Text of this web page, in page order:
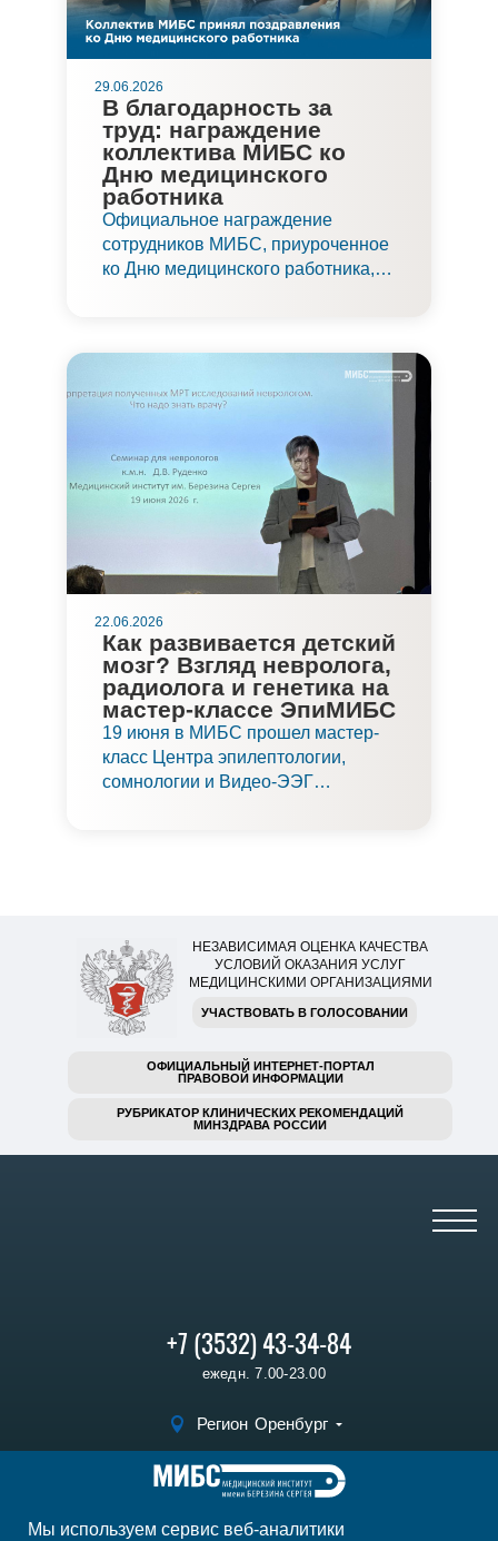
29.06.2026
В благодарность за
труд: награждение
коллектива МИБС ко
Дню медицинского
работника
Официальное награждение
сотрудников МИБС, приуроченное
ко Дню медицинского работника,
коллективу выразило не только
руководство, но и
государственные и
профессиональные организации.
22.06.2026
Как развивается детский
мозг? Взгляд невролога,
радиолога и генетика на
мастер-классе ЭпиМИБС
19 июня в МИБС прошел мастер-
класс Центра эпилептологии,
сомнологии и Видео-ЭЭГ
подход к диагностике и лечению
эпилепсии у детей и взрослых».
НЕЗАВИСИМАЯ ОЦЕНКА КАЧЕСТВА
УСЛОВИЙ ОКАЗАНИЯ УСЛУГ
МЕДИЦИНСКИМИ ОРГАНИЗАЦИЯМИ
УЧАСТВОВАТЬ В ГОЛОСОВАНИИ
ОФИЦИАЛЬНЫЙ ИНТЕРНЕТ-ПОРТАЛ
ПРАВОВОЙ ИНФОРМАЦИИ
РУБРИКАТОР КЛИНИЧЕСКИХ РЕКОМЕНДАЦИЙ
МИНЗДРАВА РОССИИ
+7 (3532) 43-34-84
ежедн. 7.00-23.00
Регион Оренбург
Записаться на
прием
Мы используем сервис веб-аналитики